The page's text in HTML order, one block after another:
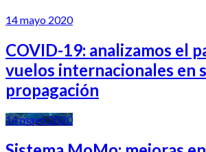
14 mayo 2020
COVID-19: analizamos el
vuelos internacionales en
propagación
14 mayo 2020